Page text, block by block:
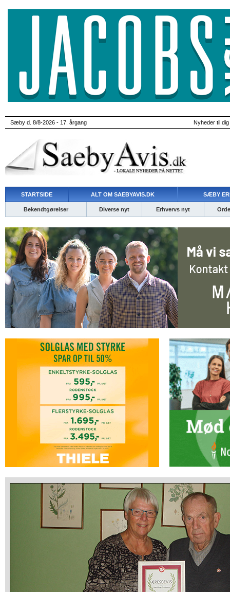
Sæby d. 8/8-2026 - 17. årgang Nyheder til
STARTSIDE ALT OM SAEBYAVIS.DK SÆBY
Bekendtgørelser Diverse nyt Erhvervs nyt